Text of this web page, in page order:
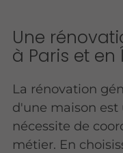
Une
à Paris et
La rénovation
d'une maison
nécessite de
métier. En